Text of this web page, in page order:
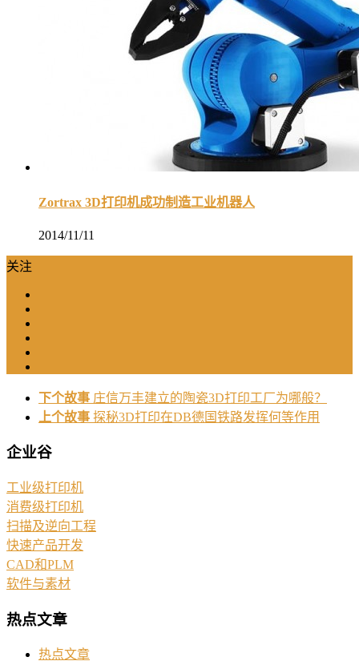
Zortrax 3D打印机成功制造工业机器人
2014/11/11
关注
下个故事 庄信万丰建立的陶瓷3D打印工厂为哪般？
上个故事 探秘3D打印在DB德国铁路发挥何等作用
企业谷
工业级打印机
消费级打印机
扫描及逆向工程
快速产品开发
CAD和PLM
软件与素材
热点文章
热点文章